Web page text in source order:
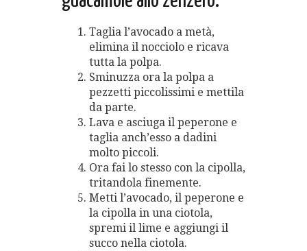
Taglia l’avocado a metà,
elimina il nocciolo e ricava
tutta la polpa.
Sminuzza ora la polpa a
pezzetti piccolissimi e mettila
da parte.
Lava e asciuga il peperone e
taglia anch’esso a dadini
molto piccoli.
Ora fai lo stesso con la cipolla,
tritandola finemente.
Metti l’avocado, il peperone e
la cipolla in una ciotola,
spremi il lime e aggiungi il
succo nella ciotola.